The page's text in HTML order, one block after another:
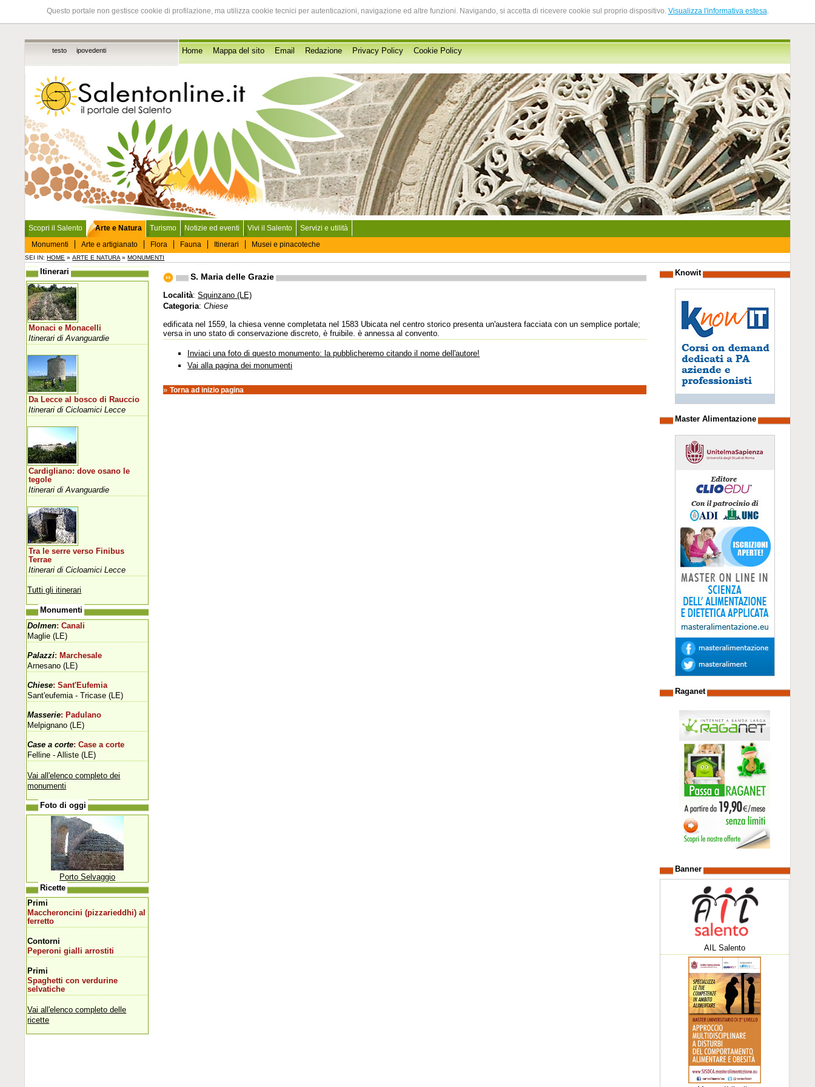
Questo portale non gestisce cookie di profilazione, ma utilizza cookie tecnici per autenticazioni, navigazione ed altre funzioni. Navigando, si accetta di ricevere cookie sul proprio dispositivo. Visualizza l'informativa estesa.
testo ipovedenti Home Mappa del sito Email Redazione Privacy Policy Cookie Policy
Scopri il Salento
Arte e Natura
Monumenti
Arte e artigianato Flora Fauna Itinerari Musei e pinacoteche
Turismo Notizie ed eventi Vivi il Salento Servizi e utilità
SEI IN:HOME »ARTE E NATURA »MONUMENTI
S. Maria delle Grazie
Località:Squinzano (LE)
Categoria:Chiese
edificata nel 1559, la chiesa venne completata nel 1583 Ubicata nel centro storico presenta un'austera facciata con un semplice portale;
versa in uno stato di conservazione discreto, è fruibile. è annessa al convento.
Inviaci una foto di questo monumento: la pubblicheremo citando il nome dell'autore!
Vai alla pagina dei monumenti
»Torna ad inizio pagina
Itinerari
Monaci e Monacelli
Itinerari di Avanguardie
Da Lecce al bosco di Rauccio
Itinerari di Cicloamici Lecce
Cardigliano: dove osano le
tegole
Itinerari di Avanguardie
Tra le serre verso Finibus
Terrae
Itinerari di Cicloamici Lecce
Tutti gli itinerari
Monumenti
Dolmen: Canali
Maglie (LE)
Palazzi: Marchesale
Arnesano (LE)
Chiese: Sant'Eufemia
Sant'eufemia - Tricase (LE)
Masserie: Padulano
Melpignano (LE)
Case a corte: Case a corte
Felline - Alliste (LE)
Vai all'elenco completo dei
monumenti
Foto di oggi
Porto Selvaggio
Ricette
Primi
Maccheroncini (pizzarieddhi) al
ferretto
Contorni
Peperoni gialli arrostiti
Primi
Spaghetti con verdurine
selvatiche
Vai all'elenco completo delle
ricette
Knowit
Master Alimentazione
Raganet
Banner
AIL Salento